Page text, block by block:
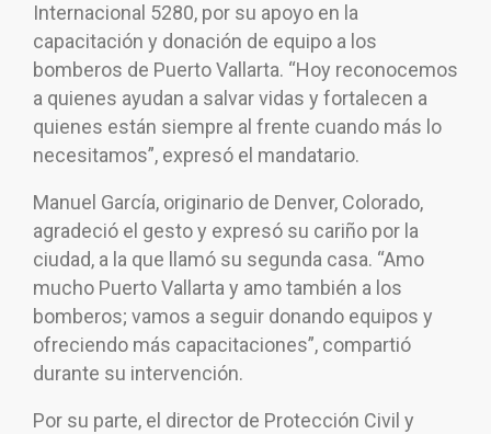
Internacional 5280, por su apoyo en la
capacitación y donación de equipo a los
bomberos de Puerto Vallarta. “Hoy reconocemos
a quienes ayudan a salvar vidas y fortalecen a
quienes están siempre al frente cuando más lo
necesitamos”, expresó el mandatario.
Manuel García, originario de Denver, Colorado,
agradeció el gesto y expresó su cariño por la
ciudad, a la que llamó su segunda casa. “Amo
mucho Puerto Vallarta y amo también a los
bomberos; vamos a seguir donando equipos y
ofreciendo más capacitaciones”, compartió
durante su intervención.
Por su parte, el director de Protección Civil y